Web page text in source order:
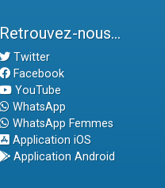
Retrouvez-nous...
Twitter
Facebook
YouTube
WhatsApp
WhatsApp Femmes
Application iOS
Application Android